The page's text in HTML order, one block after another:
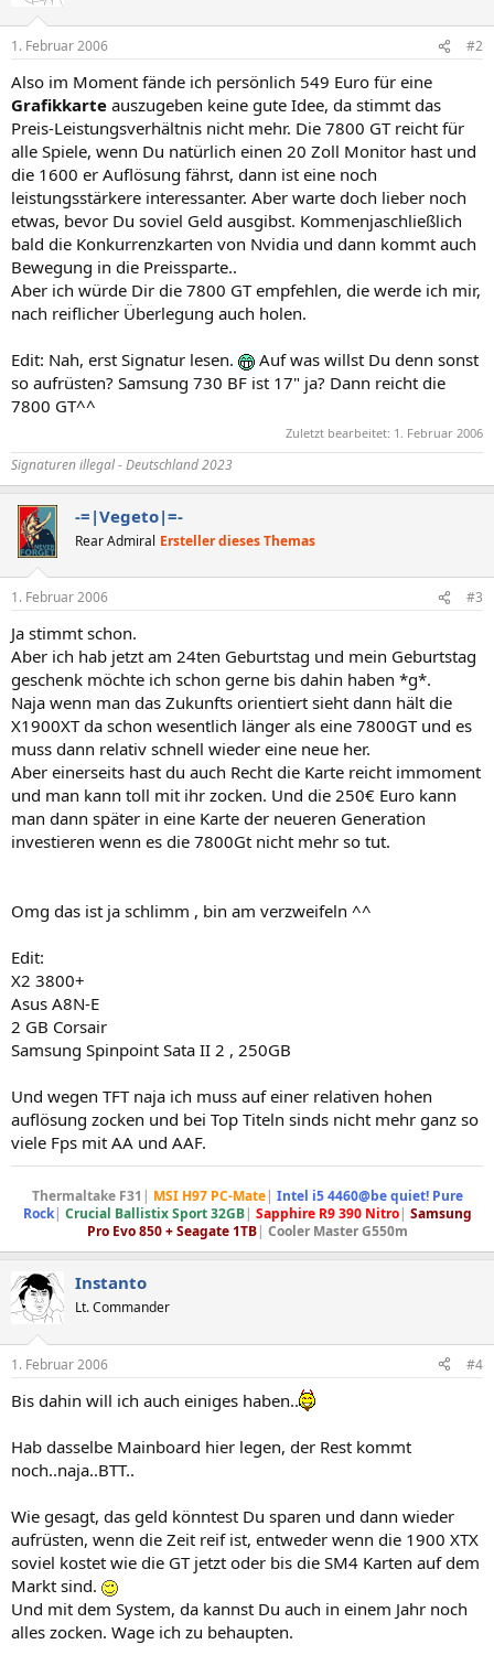
1. Februar 2006 #2
Also im Moment fände ich persönlich 549 Euro für eine
Grafikkarte auszugeben keine gute Idee, da stimmt das
Preis-Leistungsverhältnis nicht mehr. Die 7800 GT reicht für
alle Spiele, wenn Du natürlich einen 20 Zoll Monitor hast und
die 1600 er Auflösung fährst, dann ist eine noch
leistungsstärkere interessanter. Aber warte doch lieber noch
etwas, bevor Du soviel Geld ausgibst. Kommenjaschließlich
bald die Konkurrenzkarten von Nvidia und dann kommt auch
Bewegung in die Preissparte..
Aber ich würde Dir die 7800 GT empfehlen, die werde ich mir,
nach reiflicher Überlegung auch holen.
Edit: Nah, erst Signatur lesen.
Auf was willst Du denn sonst
so aufrüsten? Samsung 730 BF ist 17" ja? Dann reicht die
7800 GT^^
Zuletzt bearbeitet: 1. Februar 2006
Signaturen illegal - Deutschland 2023
-=|Vegeto|=-
Rear Admiral Ersteller dieses Themas
1. Februar 2006 #3
Ja stimmt schon.
Aber ich hab jetzt am 24ten Geburtstag und mein Geburtstag
geschenk möchte ich schon gerne bis dahin haben *g*.
Naja wenn man das Zukunfts orientiert sieht dann hält die
X1900XT da schon wesentlich länger als eine 7800GT und es
muss dann relativ schnell wieder eine neue her.
Aber einerseits hast du auch Recht die Karte reicht immoment
und man kann toll mit ihr zocken. Und die 250€ Euro kann
man dann später in eine Karte der neueren Generation
investieren wenn es die 7800Gt nicht mehr so tut.
Omg das ist ja schlimm , bin am verzweifeln ^^
Edit:
X2 3800+
Asus A8N-E
2 GB Corsair
Samsung Spinpoint Sata II 2 , 250GB
Und wegen TFT naja ich muss auf einer relativen hohen
auflösung zocken und bei Top Titeln sinds nicht mehr ganz so
viele Fps mit AA und AAF.
Thermaltake F31 | MSI H97 PC-Mate| Intel i5 4460@be quiet! Pure
Rock| Crucial Ballistix Sport 32GB| Sapphire R9 390 Nitro| Samsung
Pro Evo 850 + Seagate 1TB| Cooler Master G550m
Instanto
Lt. Commander
1. Februar 2006 #4
Bis dahin will ich auch einiges haben..
Hab dasselbe Mainboard hier legen, der Rest kommt
noch..naja..BTT..
Wie gesagt, das geld könntest Du sparen und dann wieder
aufrüsten, wenn die Zeit reif ist, entweder wenn die 1900 XTX
soviel kostet wie die GT jetzt oder bis die SM4 Karten auf dem
Markt sind.
Und mit dem System, da kannst Du auch in einem Jahr noch
alles zocken. Wage ich zu behaupten.